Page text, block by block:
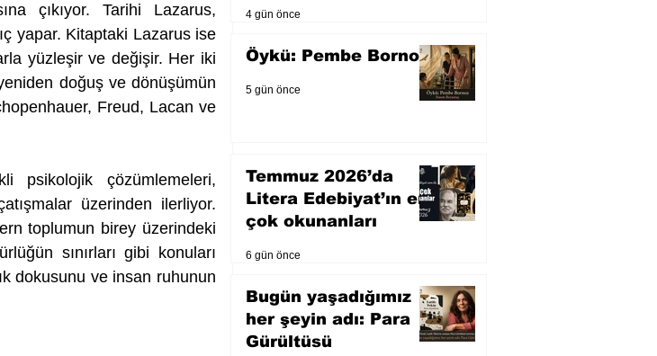
çıkıyor. Tarihi Lazarus,
yapar. Kitaptaki Lazarus ise
yüzleşir ve değişir. Her iki
doğuş ve dönüşümün
Freud, Lacan ve
psikolojik çözümlemeleri,
üzerinden ilerliyor.
toplumun birey üzerindeki
sınırları gibi konuları
dokusunu ve insan ruhunun
4 gün önce
Öykü: Pembe Bornoz
5 gün önce
Temmuz 2026’da
Litera Edebiyat’ın en
çok okunanları
6 gün önce
Bugün yaşadığımız
her şeyin adı: Para
Gürültüsü